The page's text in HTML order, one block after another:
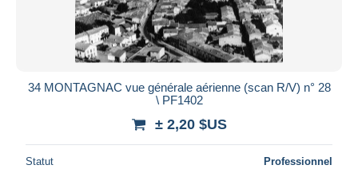
34 MONTAGNAC vue générale aérienne (scan R/V) n° 28
\ PF1402
± 2,20 $US
Statut Professionnel